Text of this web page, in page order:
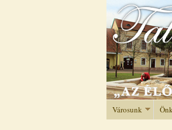
Városunk